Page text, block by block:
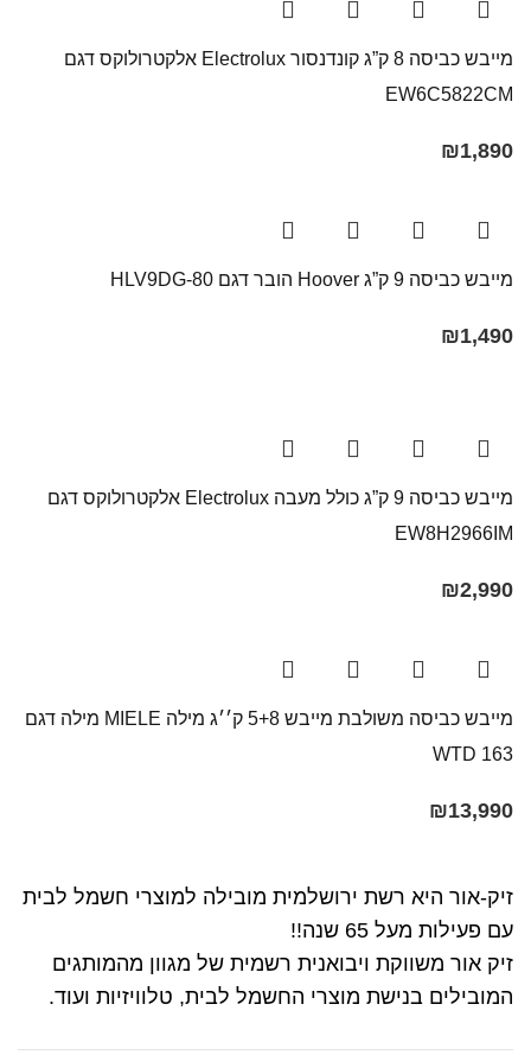
מייבש כביסה 8 ק”ג קונדנסור Electrolux אלקטרולוקס דגם
EW6C5822CM
₪1,890
מייבש כביסה 9 ק”ג Hoover הובר דגם HLV9DG-80
₪1,490
מייבש כביסה 9 ק”ג כולל מעבה Electrolux אלקטרולוקס דגם
EW8H2966IM
₪2,990
מייבש כביסה משולבת מייבש 5+8 ק׳׳ג מילה MIELE מילה דגם
WTD 163
₪13,990
זיק-אור היא רשת ירושלמית מובילה למוצרי חשמל לבית
עם פעילות מעל 65 שנה!!
זיק אור משווקת ויבואנית רשמית של מגוון מהמותגים
המובילים בנישת מוצרי החשמל לבית, טלוויזיות ועוד.